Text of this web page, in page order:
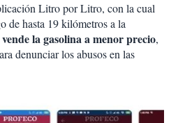
Litro por Litro, con la cual
de hasta 19 kilómetros a la
la gasolina a menor precio,
denunciar los abusos en las